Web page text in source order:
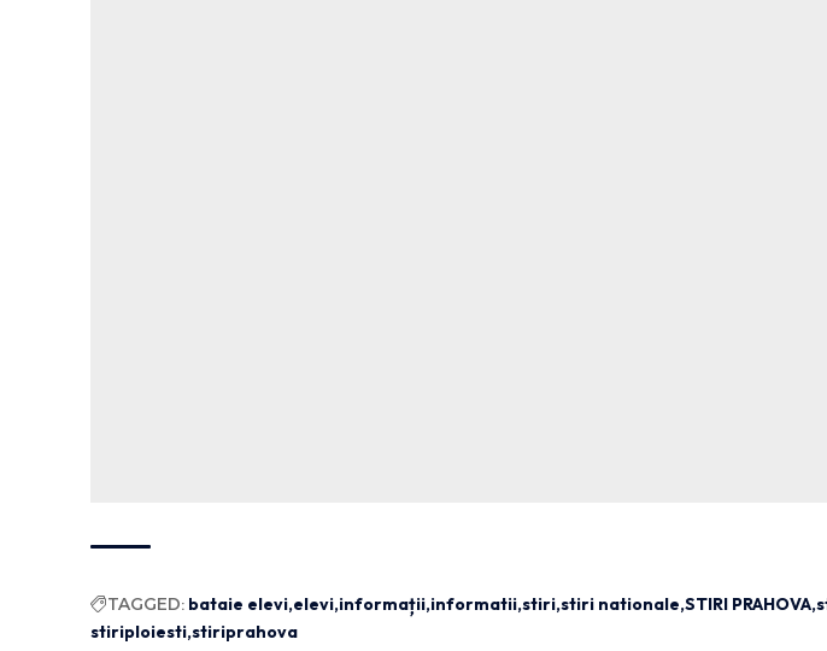
TAGGED: bataie elevi elevi informații informatii stiri stiri nationale STIRI PRAHOVA
stiriploiesti stiriprahova